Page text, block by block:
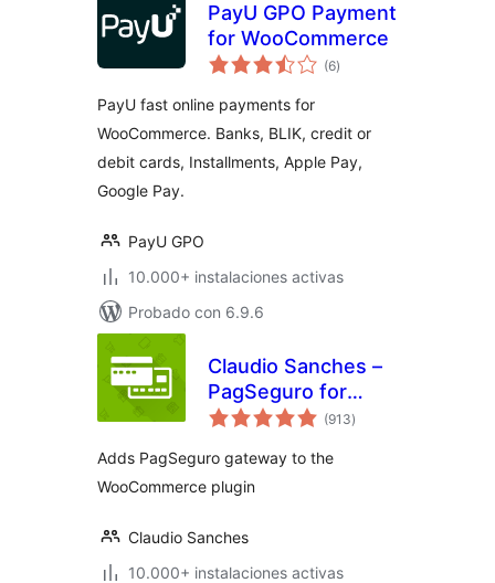
PayU GPO Payment
for WooCommerce
(6valoraciones
en
)
PayU fast online payments for
WooCommerce. Banks, BLIK, credit or
debit cards, Installments, Apple Pay,
Google Pay.
PayU GPO
10.000+ instalaciones activas
Probado con 6.9.6
Claudio Sanches –
PagSeguro for
WooCommerce
(913valoraciones
en
)
Adds PagSeguro gateway to the
WooCommerce plugin
Claudio Sanches
10.000+ instalaciones activas